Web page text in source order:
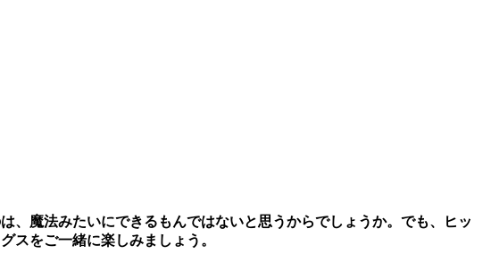
、魔法みたいにできるもんではないと思うからでしょうか。でも、ヒッ
スをご一緒に楽しみましょう。